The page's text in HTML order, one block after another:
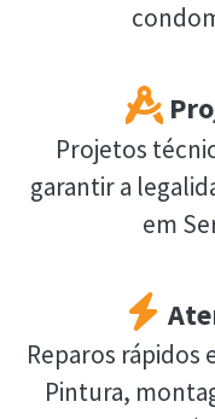
Projetos
garantir a
em
Reparos rápidos
Pintura,